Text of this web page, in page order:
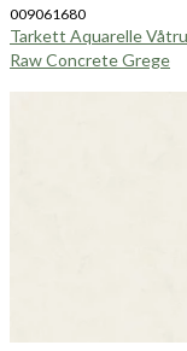
009061680
Tarkett Aquarelle
Raw Concrete Grege